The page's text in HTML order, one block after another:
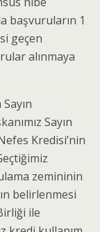
başvuruların 1
geçen
alınmaya
Sayın
Kredisi’nin
zemininin
belirlenmesi
ile